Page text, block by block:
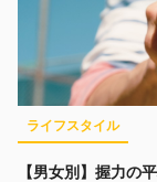
ライフスタイル
【男女別】握力の